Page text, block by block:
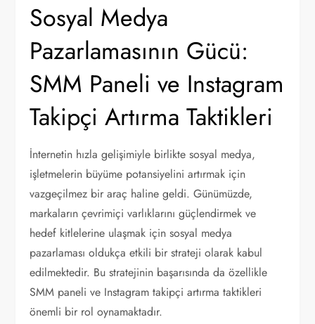
Sosyal Medya
Pazarlamasının Gücü:
SMM Paneli ve Instagram
Takipçi Artırma Taktikleri
İnternetin hızla gelişimiyle birlikte sosyal medya,
işletmelerin büyüme potansiyelini artırmak için
vazgeçilmez bir araç haline geldi. Günümüzde,
markaların çevrimiçi varlıklarını güçlendirmek ve
hedef kitlelerine ulaşmak için sosyal medya
pazarlaması oldukça etkili bir strateji olarak kabul
edilmektedir. Bu stratejinin başarısında da özellikle
SMM paneli ve Instagram takipçi artırma taktikleri
önemli bir rol oynamaktadır.